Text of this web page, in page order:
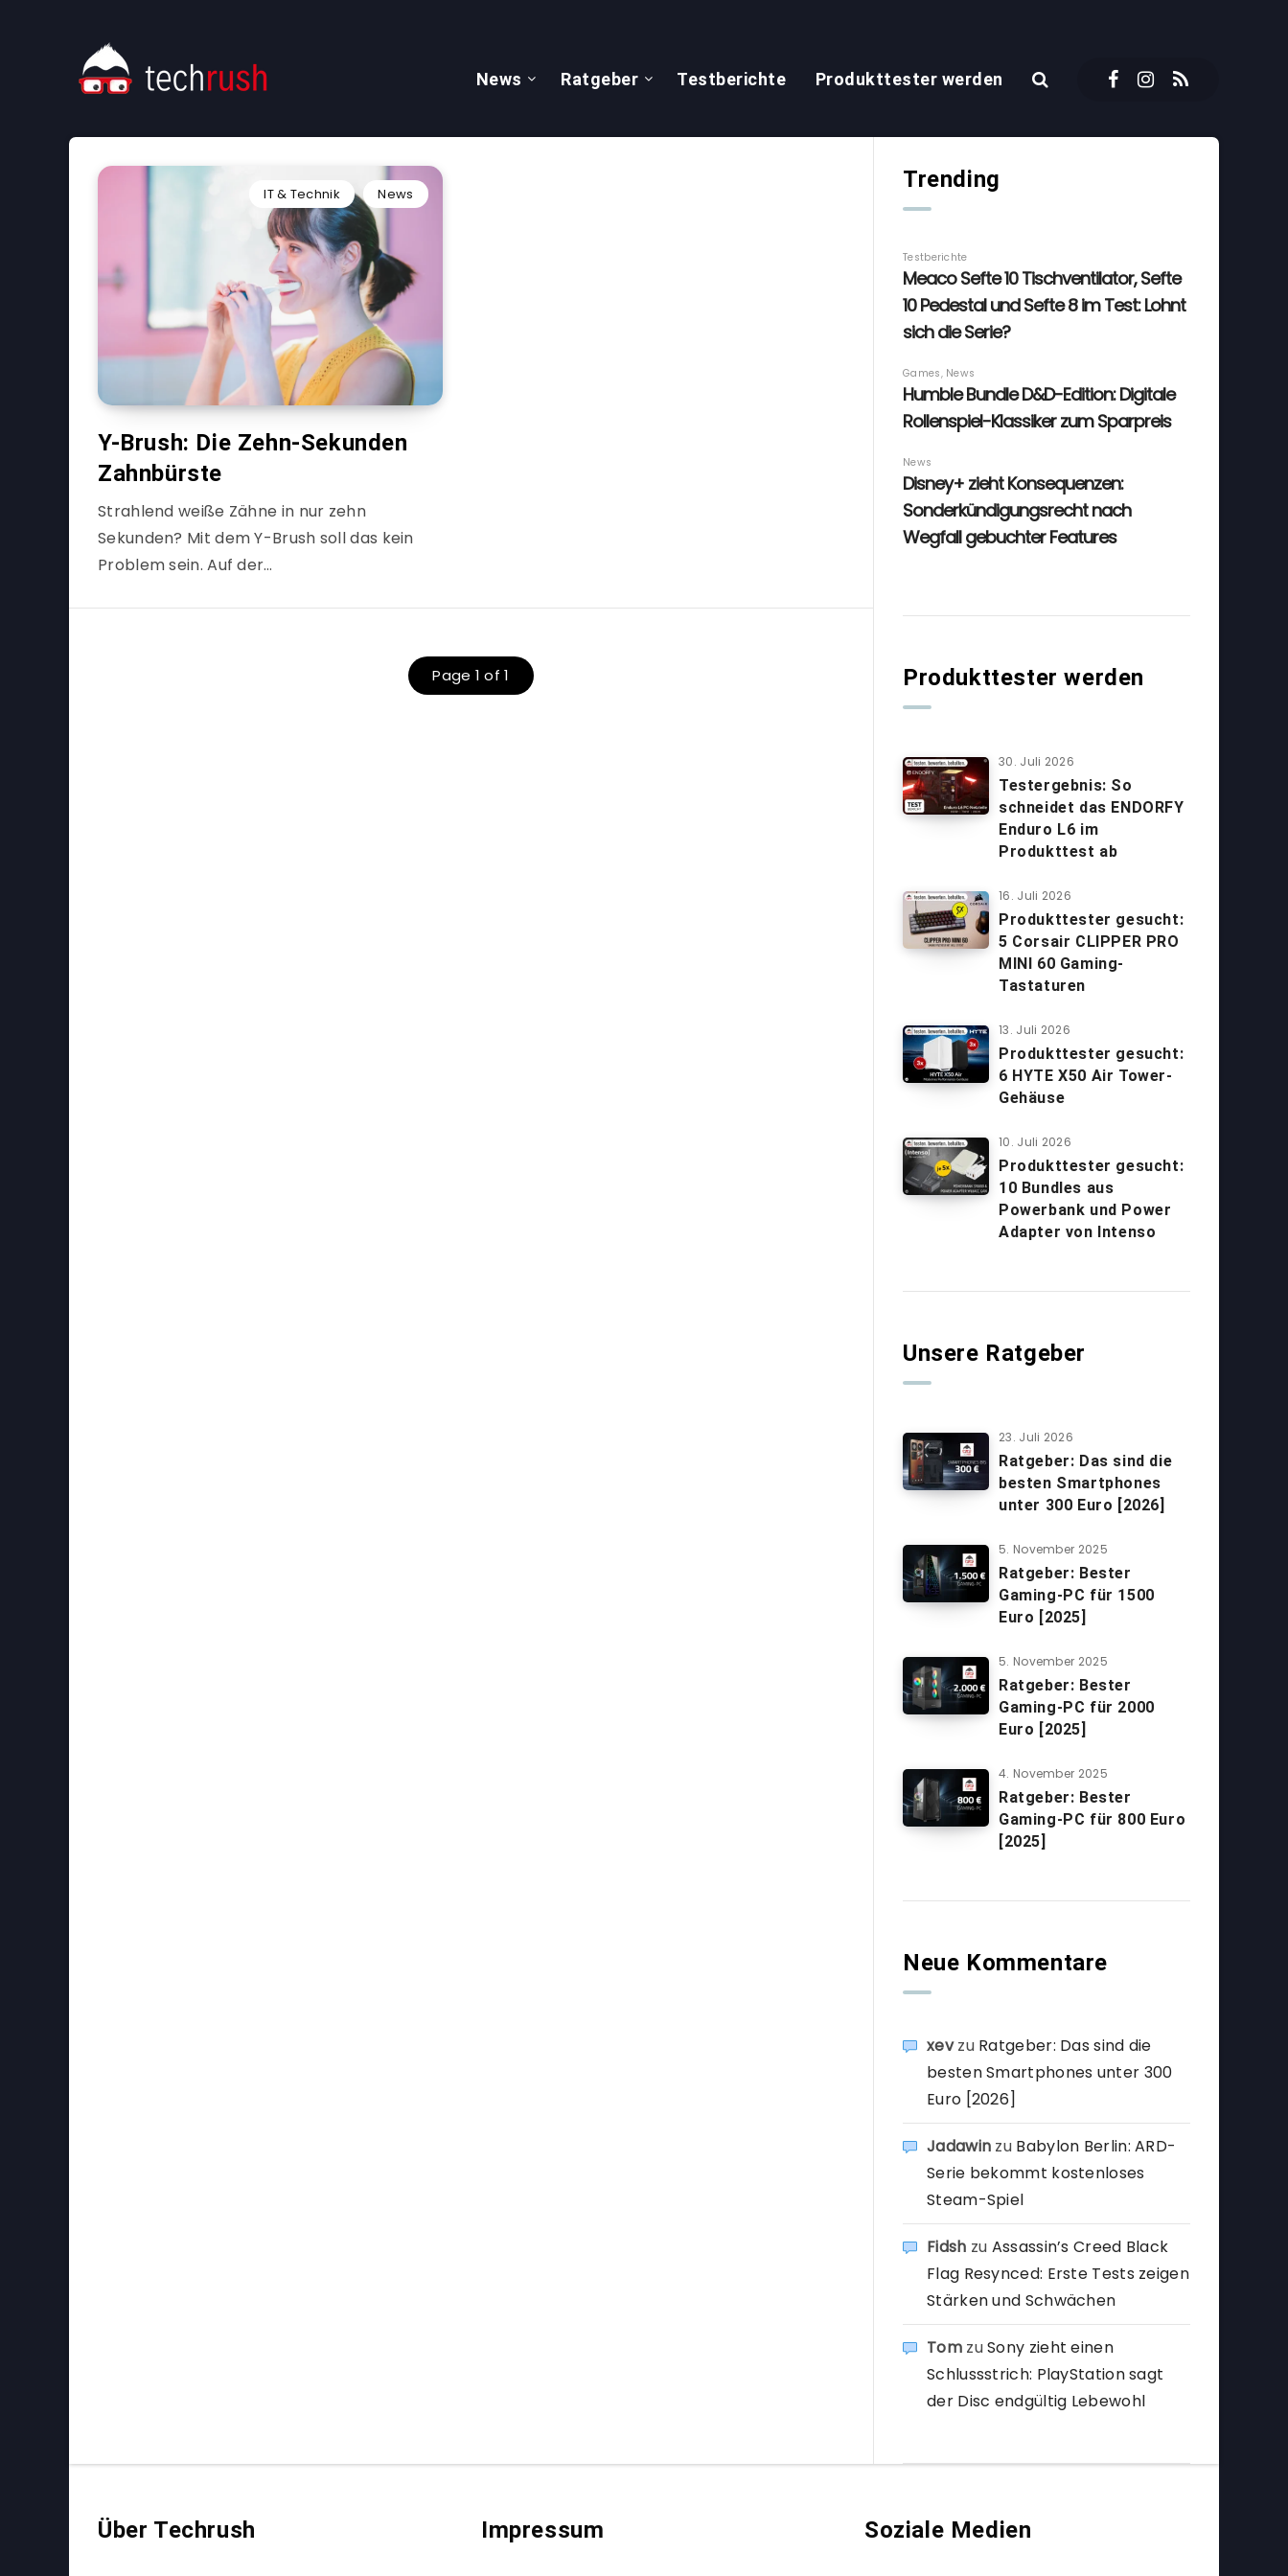
News Ratgeber Testberichte Produkttester werden
IT & Technik News
Y-Brush: Die Zehn-Sekunden
Zahnbürste
Strahlend weiße Zähne in nur zehn
Sekunden? Mit dem Y-Brush soll das kein
Problem sein. Auf der…
Page 1 of 1
Trending
Produkttester werden
30. Juli 2026
Testergebnis: So
schneidet das ENDORFY
Enduro L6 im
Produkttest ab
16. Juli 2026
Produkttester gesucht:
5 Corsair CLIPPER PRO
MINI 60 Gaming-
Tastaturen
13. Juli 2026
Produkttester gesucht:
6 HYTE X50 Air Tower-
Gehäuse
10. Juli 2026
Produkttester gesucht:
10 Bundles aus
Powerbank und Power
Adapter von Intenso
Unsere Ratgeber
23. Juli 2026
Ratgeber: Das sind die
besten Smartphones
unter 300 Euro [2026]
5. November 2025
Ratgeber: Bester
Gaming-PC für 1500
Euro [2025]
5. November 2025
Ratgeber: Bester
Gaming-PC für 2000
Euro [2025]
4. November 2025
Ratgeber: Bester
Gaming-PC für 800 Euro
[2025]
Neue Kommentare
xevzu Ratgeber: Das sind die
besten Smartphones unter 300
Euro [2026]
Jadawin zu Babylon Berlin: ARD-
Serie bekommt kostenloses
Steam-Spiel
Fidsh zu Assassin’s Creed Black
Flag Resynced: Erste Tests zeigen
Stärken und Schwächen
TomzuSony zieht einen
Schlussstrich: PlayStation sagt
der Disc endgültig Lebewohl
Über Techrush Impressum Soziale Medien